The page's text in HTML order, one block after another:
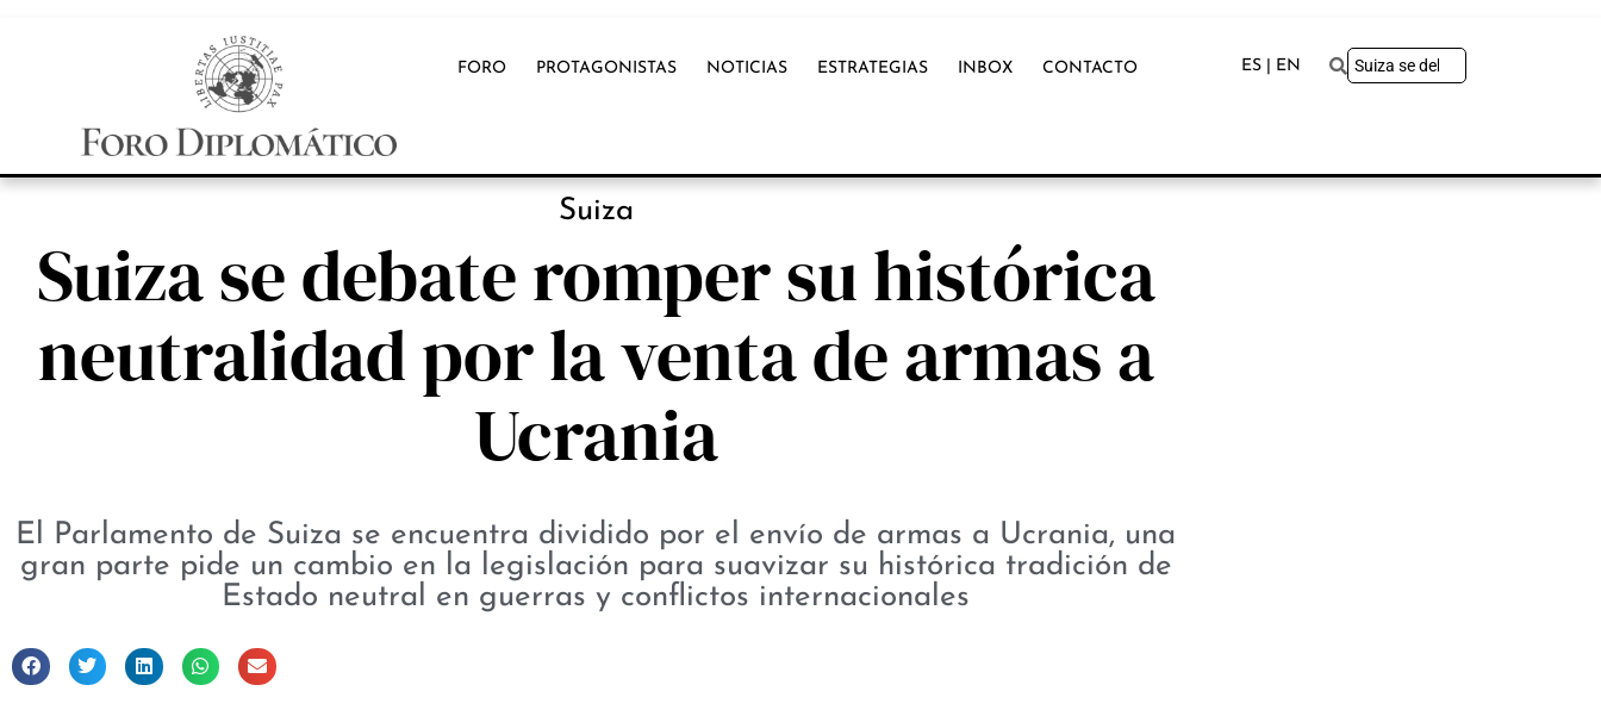
FORO PROTAGONISTAS NOTICIAS ESTRATEGIAS INBOX CONTACTO ES | EN
Suiza
Suiza se debate romper su histórica
neutralidad por la venta de armas a
Ucrania
El Parlamento de Suiza se encuentra dividido por el envío de armas a Ucrania, una
gran parte pide un cambio en la legislación para suavizar su histórica tradición de
Estado neutral en guerras y conflictos internacionales